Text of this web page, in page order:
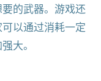
的武器。游戏还
以通过消耗一定
大。